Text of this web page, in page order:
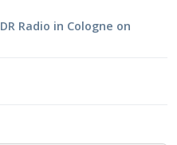
Radio in Cologne on